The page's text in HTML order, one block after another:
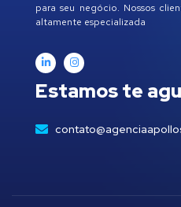
para seu negócio. Nossos
altamente especializada
Estamos te